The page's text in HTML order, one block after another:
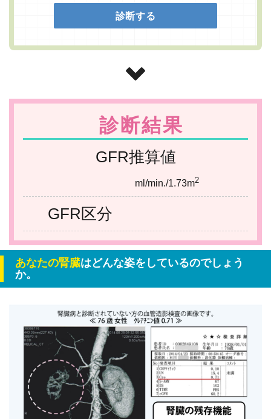
診断結果
GFR推算値
ml/min./1.73m2
GFR区分
あなたの腎臓はどんな姿をしているのでしょう
か。